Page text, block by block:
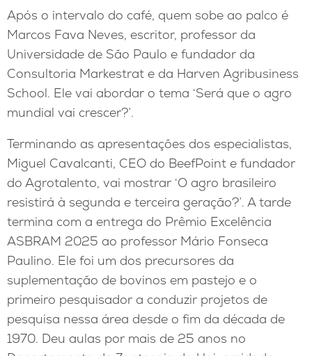
Após o intervalo do café, quem sobe ao palco é
Marcos Fava Neves, escritor, professor da
Universidade de São Paulo e fundador da
Consultoria Markestrat e da Harven Agribusiness
School. Ele vai abordar o tema ‘Será que o agro
mundial vai crescer?’.
Terminando as apresentações dos especialistas,
Miguel Cavalcanti, CEO do BeefPoint e fundador
do Agrotalento, vai mostrar ‘O agro brasileiro
resistirá à segunda e terceira geração?’. A tarde
termina com a entrega do Prêmio Excelência
ASBRAM 2025 ao professor Mário Fonseca
Paulino. Ele foi um dos precursores da
suplementação de bovinos em pastejo e o
primeiro pesquisador a conduzir projetos de
pesquisa nessa área desde o fim da década de
1970. Deu aulas por mais de 25 anos no